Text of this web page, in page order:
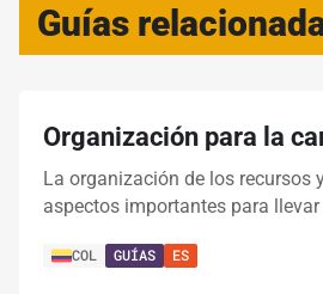
Guías
Organización para la
La organización de los recursos
aspectos importantes para
COL GUÍAS ES